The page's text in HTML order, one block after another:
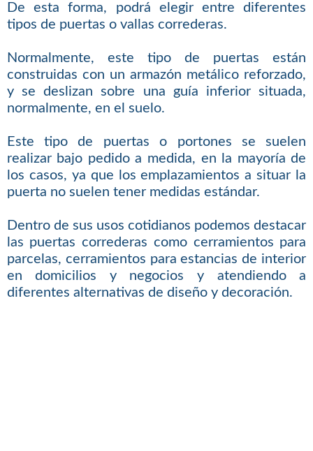
De esta forma, podrá elegir entre diferentes
tipos de puertas o vallas correderas.
Normalmente, este tipo de puertas están
construidas con un armazón metálico reforzado,
y se deslizan sobre una guía inferior situada,
normalmente, en el suelo.
Este tipo de puertas o portones se suelen
realizar bajo pedido a medida, en la mayoría de
los casos, ya que los emplazamientos a situar la
puerta no suelen tener medidas estándar.
Dentro de sus usos cotidianos podemos destacar
las puertas correderas como cerramientos para
parcelas, cerramientos para estancias de interior
en domicilios y negocios y atendiendo a
diferentes alternativas de diseño y decoración.